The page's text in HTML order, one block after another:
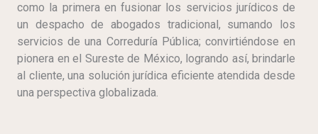
como la primera en fusionar los servicios jurídicos de
un despacho de abogados tradicional, sumando los
servicios de una Correduría Pública; convirtiéndose en
pionera en el Sureste de México, logrando así, brindarle
al cliente, una solución jurídica eficiente atendida desde
una perspectiva globalizada.